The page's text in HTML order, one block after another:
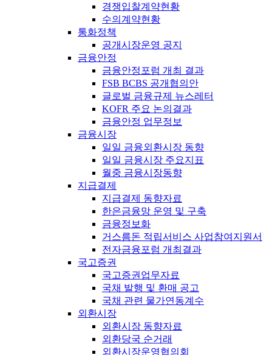
경쟁입찰계약현황
수의계약현황
통화정책
공개시장운영 공지
금융안정
금융안정포럼 개최 결과
FSB BCBS 공개협의안
글로벌 금융규제 뉴스레터
KOFR 주요 논의결과
금융안정 업무정보
금융시장
일일 금융외환시장 동향
일일 금융시장 주요지표
월중 금융시장동향
지급결제
지급결제 동향자료
한은금융망 운영 및 구축
금융정보화
거스름돈 적립서비스 사업참여지원서
전자금융포럼 개최결과
국고증권
국고증권업무자료
국채 발행 및 환매 공고
국채 관련 물가연동계수
외환시장
외환시장 동향자료
외환당국 순거래
외환시장운영협의회